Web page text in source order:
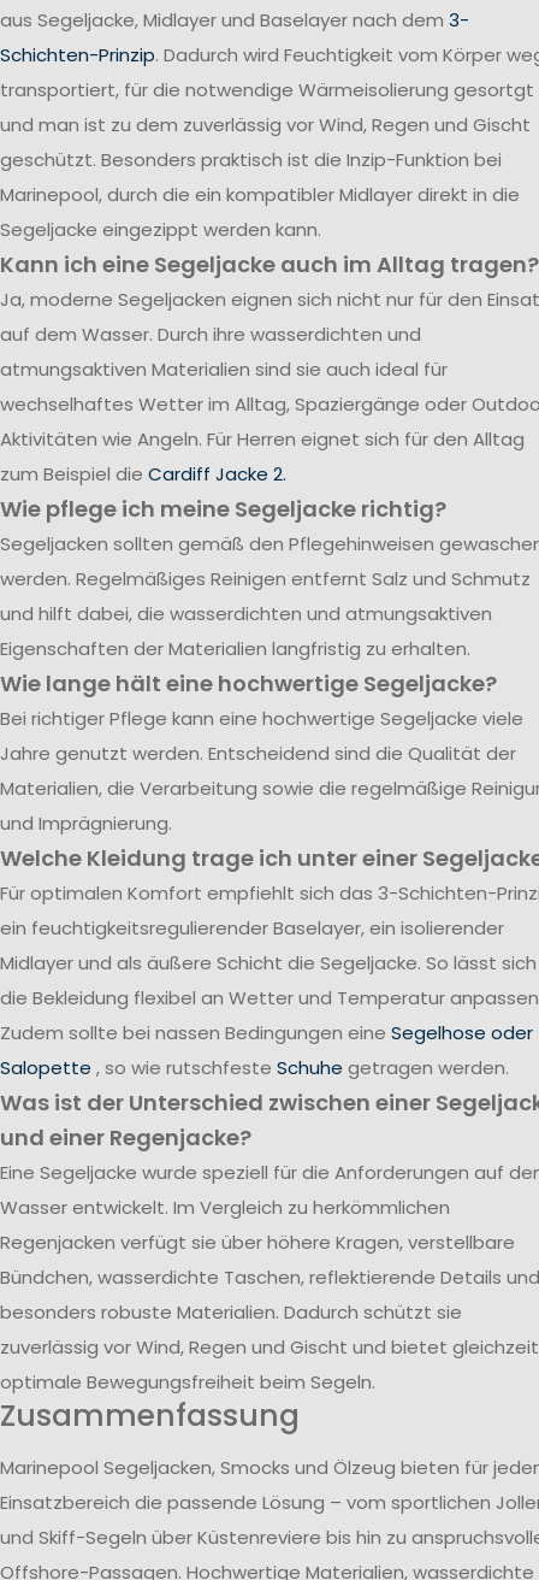
aus Segeljacke, Midlayer und Baselayer nach dem 3-
Schichten-Prinzip. Dadurch wird Feuchtigkeit vom Körper
transportiert, für die notwendige Wärmeisolierung gesortgt
und man ist zu dem zuverlässig vor Wind, Regen und Gischt
geschützt. Besonders praktisch ist die Inzip-Funktion bei
Marinepool, durch die ein kompatibler Midlayer direkt in die
Segeljacke eingezippt werden kann.
Kann ich eine Segeljacke auch im Alltag tragen?
Ja, moderne Segeljacken eignen sich nicht nur für den
auf dem Wasser. Durch ihre wasserdichten und
atmungsaktiven Materialien sind sie auch ideal für
wechselhaftes Wetter im Alltag, Spaziergänge oder
Aktivitäten wie Angeln. Für Herren eignet sich für den Alltag
zum Beispiel die Cardiff Jacke 2.
Wie pflege ich meine Segeljacke richtig?
Segeljacken sollten gemäß den Pflegehinweisen
werden. Regelmäßiges Reinigen entfernt Salz und Schmutz
und hilft dabei, die wasserdichten und atmungsaktiven
Eigenschaften der Materialien langfristig zu erhalten.
Wie lange hält eine hochwertige Segeljacke?
Bei richtiger Pflege kann eine hochwertige Segeljacke viele
Jahre genutzt werden. Entscheidend sind die Qualität der
Materialien, die Verarbeitung sowie die regelmäßige
und Imprägnierung.
Welche Kleidung trage ich unter einer
Für optimalen Komfort empfiehlt sich das 3-Schichten-
ein feuchtigkeitsregulierender Baselayer, ein isolierender
Midlayer und als äußere Schicht die Segeljacke. So lässt sich
die Bekleidung flexibel an Wetter und Temperatur
Zudem sollte bei nassen Bedingungen eine Segelhose oder
Salopette , so wie rutschfeste Schuhe getragen werden.
Was ist der Unterschied zwischen einer
und einer Regenjacke?
Eine Segeljacke wurde speziell für die Anforderungen auf
Wasser entwickelt. Im Vergleich zu herkömmlichen
Regenjacken verfügt sie über höhere Kragen, verstellbare
Bündchen, wasserdichte Taschen, reflektierende Details und
besonders robuste Materialien. Dadurch schützt sie
zuverlässig vor Wind, Regen und Gischt und bietet
optimale Bewegungsfreiheit beim Segeln.
Zusammenfassung
Marinepool Segeljacken, Smocks und Ölzeug bieten für
Einsatzbereich die passende Lösung – vom sportlichen
und Skiff-Segeln über Küstenreviere bis hin zu
Offshore-Passagen. Hochwertige Materialien, wasserdichte